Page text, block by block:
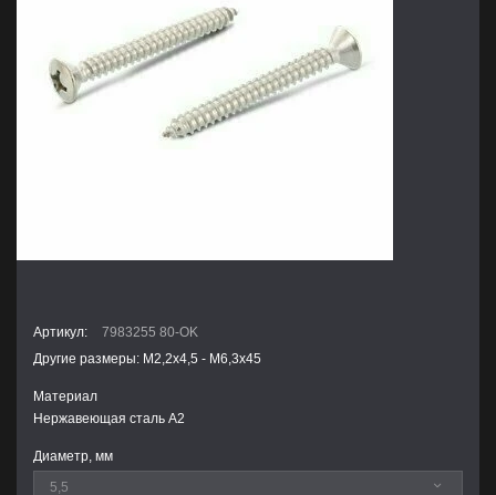
Артикул:
7983255 80-OK
Другие размеры: М2,2х4,5 - М6,3х45
Материал
Нержавеющая сталь А2
Диаметр, мм